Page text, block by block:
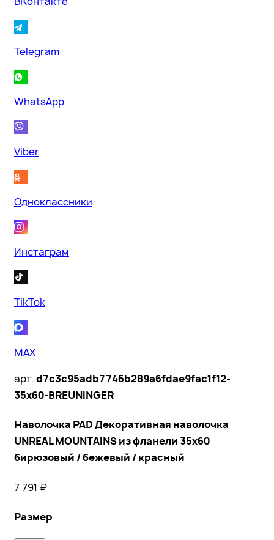
Telegram
WhatsApp
Viber
Одноклассники
Инстаграм
TikTok
MAX
арт. d7c3c95adb7746b289a6fdae9fac1f12-
35x60-BREUNINGER
Наволочка PAD Декоративная наволочка
UNREAL MOUNTAINS из фланели 35x60
бирюзовый / бежевый / красный
7 791 ₽
Размер